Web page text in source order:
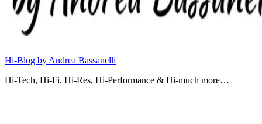
Hi-Blog by Andrea Bassanelli
Hi-Tech, Hi-Fi, Hi-Res, Hi-Performance & Hi-much more…